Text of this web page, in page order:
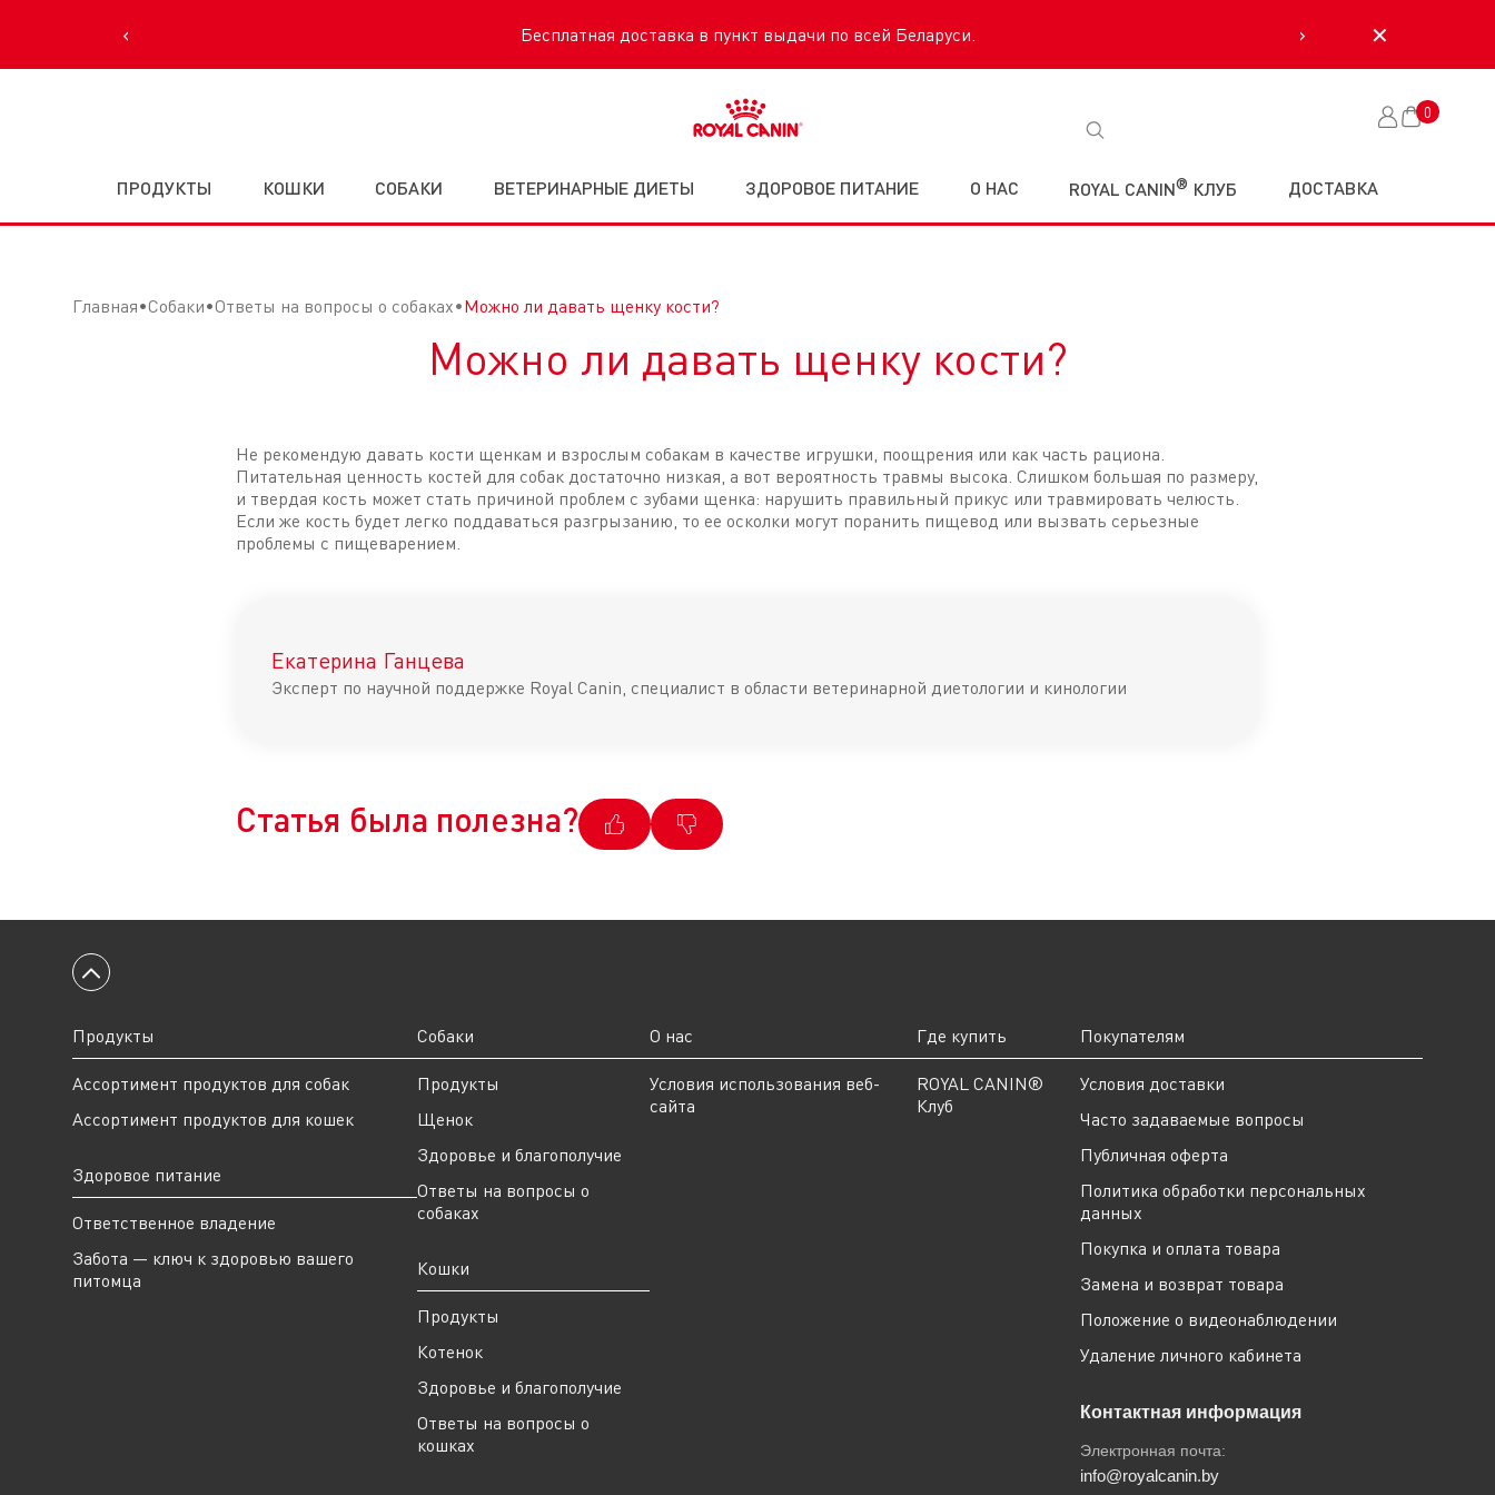
‹ Бесплатная доставка в пункт выдачи по всей Беларуси. › ✕
Корзина
0
ПРОДУКТЫ КОШКИ СОБАКИ ВЕТЕРИНАРНЫЕ ДИЕТЫ ЗДОРОВОЕ ПИТАНИЕ О НАС ROYAL CANIN® КЛУБ ДОСТАВКА
Главная Собаки Ответы на вопросы о собаках Можно ли давать щенку кости?
Можно ли давать щенку кости?
Не рекомендую давать кости щенкам и взрослым собакам в качестве игрушки, поощрения или как часть рациона.
Питательная ценность костей для собак достаточно низкая, а вот вероятность травмы высока. Слишком большая по размеру,
и твердая кость может стать причиной проблем с зубами щенка: нарушить правильный прикус или травмировать челюсть.
Если же кость будет легко поддаваться разгрызанию, то ее осколки могут поранить пищевод или вызвать серьезные
проблемы с пищеварением.
Екатерина Ганцева
Эксперт по научной поддержке Royal Canin, специалист в области ветеринарной диетологии и кинологии
Статья была полезна?
Вернуться к началу
Продукты
Ассортимент продуктов для собак
Ассортимент продуктов для кошек
Здоровое питание
Ответственное владение
Забота — ключ к здоровью вашего
питомца
Собаки
Продукты
Щенок
Здоровье и благополучие
Ответы на вопросы о
собаках
Кошки
Продукты
Котенок
Здоровье и благополучие
Ответы на вопросы о
кошках
О нас
Условия использования веб-
сайта
Где купить
ROYAL CANIN®
Клуб
Покупателям
Условия доставки
Часто задаваемые вопросы
Публичная оферта
Политика обработки персональных
данных
Покупка и оплата товара
Замена и возврат товара
Положение о видеонаблюдении
Удаление личного кабинета
Контактная информация
Электронная почта:
info@royalcanin.by